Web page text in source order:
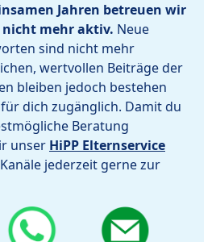
Jahren betreuen wir
nicht mehr aktiv. Neue
sind nicht mehr
wertvollen Beiträge der
bleiben jedoch bestehen
dich zugänglich. Damit du
Beratung
unser HiPP Elternservice
jederzeit gerne zur